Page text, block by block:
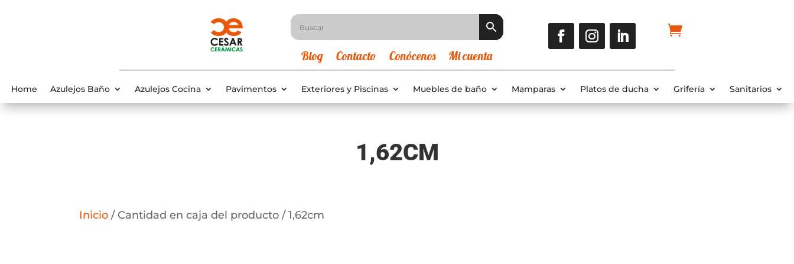
Blog Contacto Conócenos Mi cuenta
Home Azulejos Baño Azulejos Cocina Pavimentos Exteriores y Piscinas Muebles de baño Mamparas Platos de ducha Grifería Sanitarios
1,62CM
Inicio / Cantidad en caja del producto / 1,62cm